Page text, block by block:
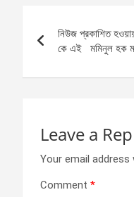
o
o
k
g
er p
p
navigation
নিউজ প্রকাশিত
কে এই মমিনুল হক
Leave a
Your email address
Comment *